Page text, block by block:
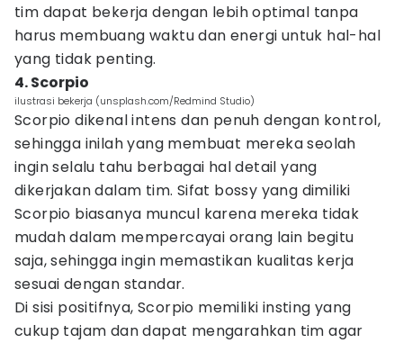
tim dapat bekerja dengan lebih optimal tanpa
harus membuang waktu dan energi untuk hal-hal
yang tidak penting.
4. Scorpio
ilustrasi bekerja (unsplash.com/Redmind Studio)
Scorpio dikenal intens dan penuh dengan kontrol,
sehingga inilah yang membuat mereka seolah
ingin selalu tahu berbagai hal detail yang
dikerjakan dalam tim. Sifat bossy yang dimiliki
Scorpio biasanya muncul karena mereka tidak
mudah dalam mempercayai orang lain begitu
saja, sehingga ingin memastikan kualitas kerja
sesuai dengan standar.
Di sisi positifnya, Scorpio memiliki insting yang
cukup tajam dan dapat mengarahkan tim agar